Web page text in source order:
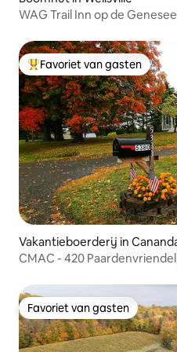
WAG Trail Inn op de
Topfavoriet van gasten
Favoriet van gasten
Vakantieboerderij in
CMAC - 420
Favoriet van gasten
Favoriet van gasten